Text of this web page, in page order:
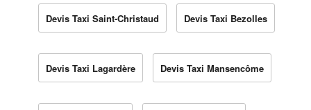
Devis Taxi Saint-Christaud Devis Taxi Bezolles
Devis Taxi Lagardère Devis Taxi Mansencôme